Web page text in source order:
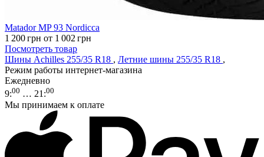
Matador MP 93 Nordicca
1 200грн от 1 002грн
Посмотреть товар
Шины Achilles 255/35 R18 , Летние шины 255/35 R18 ,
Режим работы интернет-магазина
Ежедневно
9:00 … 21:00
Мы принимаем к оплате